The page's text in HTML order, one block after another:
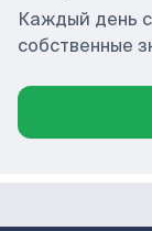
Каждый день
собственные